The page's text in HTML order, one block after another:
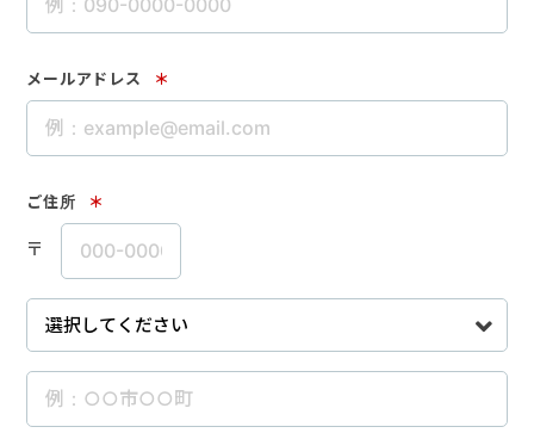
メールアドレス ＊
ご住所 ＊
〒